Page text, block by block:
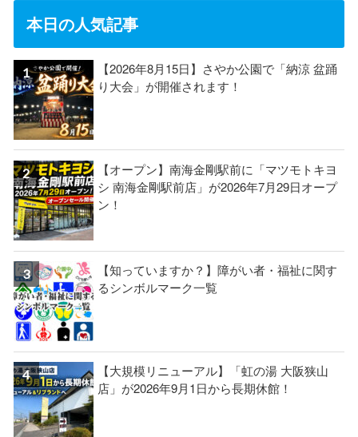
本日の人気記事
【2026年8月15日】さやか公園で「納涼 盆踊
り大会」が開催されます！
【オープン】南海金剛駅前に「マツモトキヨ
シ 南海金剛駅前店」が2026年7月29日オープ
ン！
【知っていますか？】障がい者・福祉に関す
るシンボルマーク一覧
【大規模リニューアル】「虹の湯 大阪狭山
店」が2026年9月1日から長期休館！